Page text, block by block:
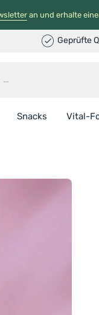
an und erhalte
Geprüfte
Snacks Vital-